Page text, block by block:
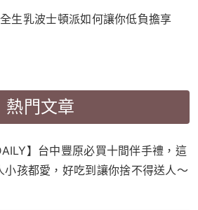
生乳波士頓派如何讓你低負擔享
熱門文章
】台中豐原必買十間伴手禮，這
小孩都愛，好吃到讓你捨不得送人～